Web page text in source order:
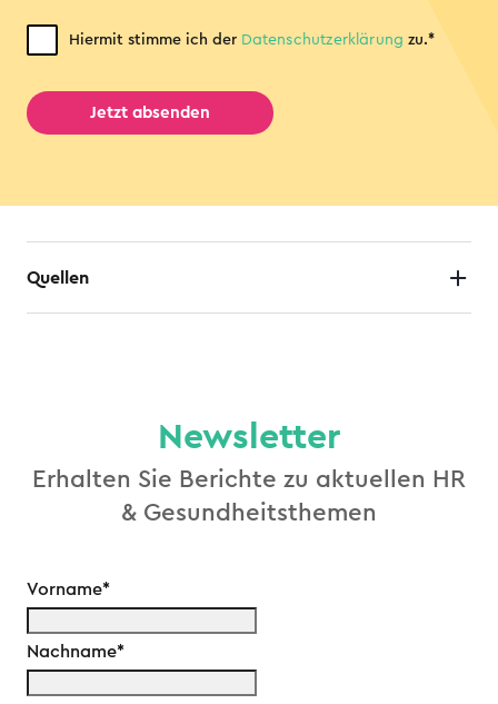
Hiermit stimme ich der Datenschutz­erklärung zu.*
Quellen
Newsletter
Erhalten Sie Berichte zu aktuellen HR
& Gesundheitsthemen
Vorname*
Nachname*